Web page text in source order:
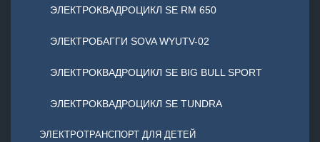
ЭЛЕКТРОКВАДРОЦИКЛ SE RM 650
ЭЛЕКТРОБАГГИ SOVA WYUTV-02
ЭЛЕКТРОКВАДРОЦИКЛ SE BIG BULL SPORT
ЭЛЕКТРОКВАДРОЦИКЛ SE TUNDRA
ЭЛЕКТРОТРАНСПОРТ ДЛЯ ДЕТЕЙ